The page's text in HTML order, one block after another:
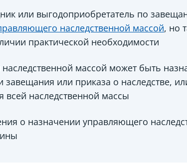
или выгодоприобретатель по
наследственной массой, но
практической необходимости
массой может быть
завещания или приказа о наследстве,
всей наследственной массы
о назначении управляющего